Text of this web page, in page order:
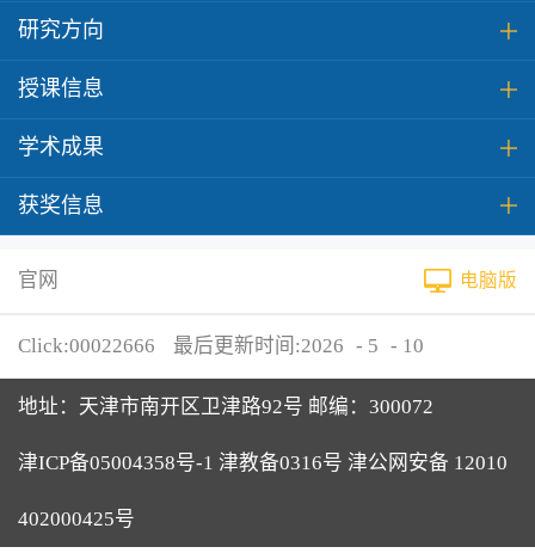
研究方向
授课信息
学术成果
获奖信息
官网 电脑版
Click:00022666 最后更新时间:2026 - 5 - 10
地址：天津市南开区卫津路92号 邮编：300072
津ICP备05004358号-1 津教备0316号 津公网安备 12010
402000425号